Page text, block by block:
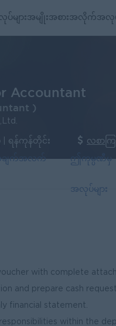
များအမျိုးအစားအလိုက်အလုပ်
Accountant
)
| ရန်ကုန်တိုင်း လစာက
ချက်အလက် ဤကုမ္ပဏီမှ
အလုပ်များ
with complete
and prepare cash
financial statement.
within the